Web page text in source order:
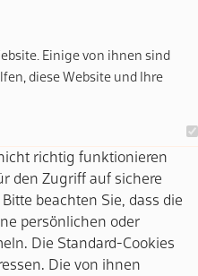
Einige von ihnen sind
diese Website und Ihre
richtig funktionieren
den Zugriff auf sichere
beachten Sie, dass die
persönlichen oder
Die Standard-Cookies
Die von ihnen